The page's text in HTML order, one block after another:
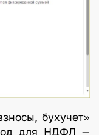
бухучет»
код для НДФЛ —